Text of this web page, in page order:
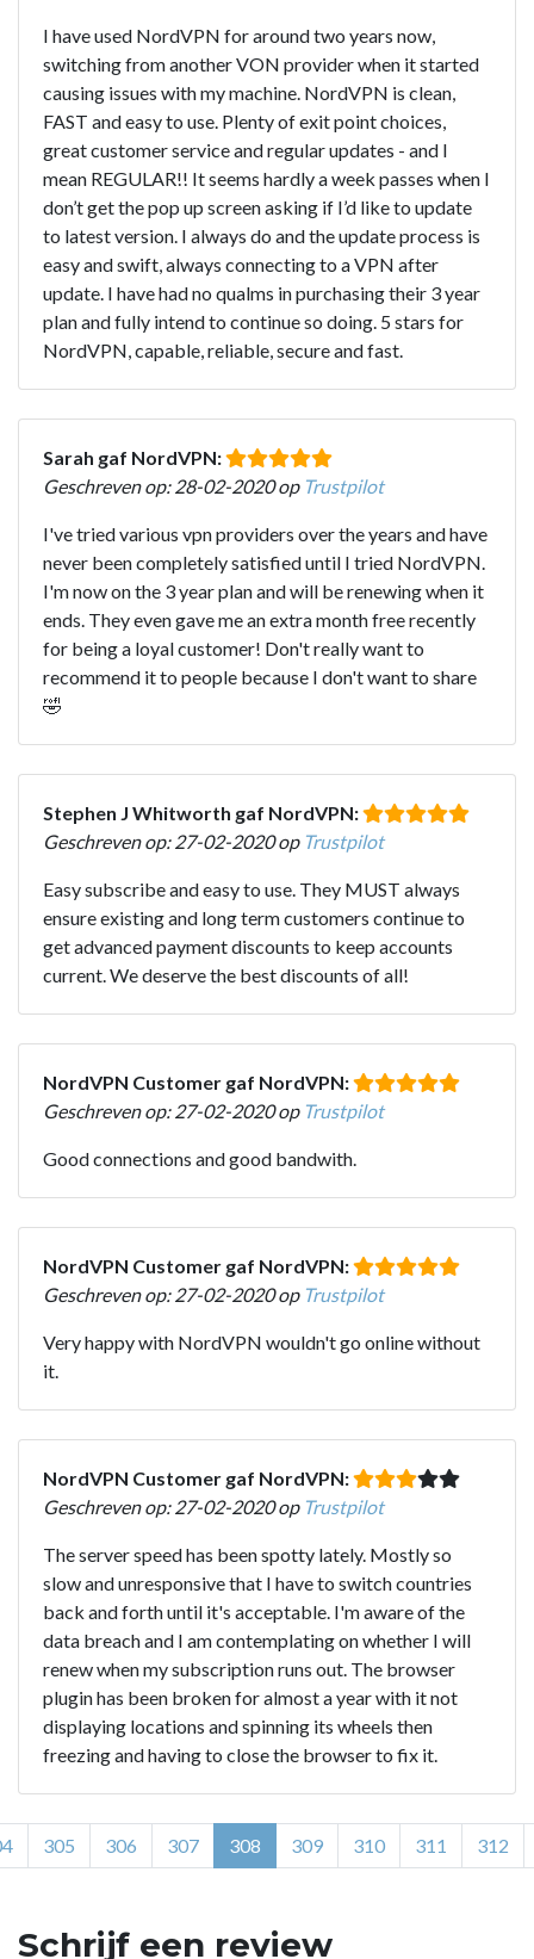
I have used NordVPN for around two years now,
switching from another VON provider when it started
causing issues with my machine. NordVPN is clean,
FAST and easy to use. Plenty of exit point choices,
great customer service and regular updates - and I
mean REGULAR!! It seems hardly a week passes when I
don’t get the pop up screen asking if I’d like to update
to latest version. I always do and the update process is
easy and swift, always connecting to a VPN after
update. I have had no qualms in purchasing their 3 year
plan and fully intend to continue so doing. 5 stars for
NordVPN, capable, reliable, secure and fast.
Sarah gaf NordVPN:
Geschreven op: 28-02-2020 op Trustpilot
I've tried various vpn providers over the years and have
never been completely satisfied until I tried NordVPN.
I'm now on the 3 year plan and will be renewing when it
ends. They even gave me an extra month free recently
for being a loyal customer! Don't really want to
recommend it to people because I don't want to share
🤣
Stephen J Whitworth gaf NordVPN:
Geschreven op: 27-02-2020 op Trustpilot
Easy subscribe and easy to use. They MUST always
ensure existing and long term customers continue to
get advanced payment discounts to keep accounts
current. We deserve the best discounts of all!
NordVPN Customer gaf NordVPN:
Geschreven op: 27-02-2020 op Trustpilot
Good connections and good bandwith.
NordVPN Customer gaf NordVPN:
Geschreven op: 27-02-2020 op Trustpilot
Very happy with NordVPN wouldn't go online without
it.
NordVPN Customer gaf NordVPN:
Geschreven op: 27-02-2020 op Trustpilot
The server speed has been spotty lately. Mostly so
slow and unresponsive that I have to switch countries
back and forth until it's acceptable. I'm aware of the
data breach and I am contemplating on whether I will
renew when my subscription runs out. The browser
plugin has been broken for almost a year with it not
displaying locations and spinning its wheels then
freezing and having to close the browser to fix it.
305 306 307 308 309 310 311 312
Schrijf een review